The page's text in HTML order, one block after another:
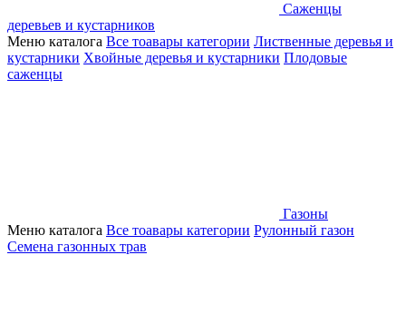
Саженцы
деревьев и кустарников
Меню каталога Все тоавары категории Лиственные деревья и
кустарники Хвойные деревья и кустарники Плодовые
саженцы
Газоны
Меню каталога Все тоавары категории Рулонный газон
Семена газонных трав